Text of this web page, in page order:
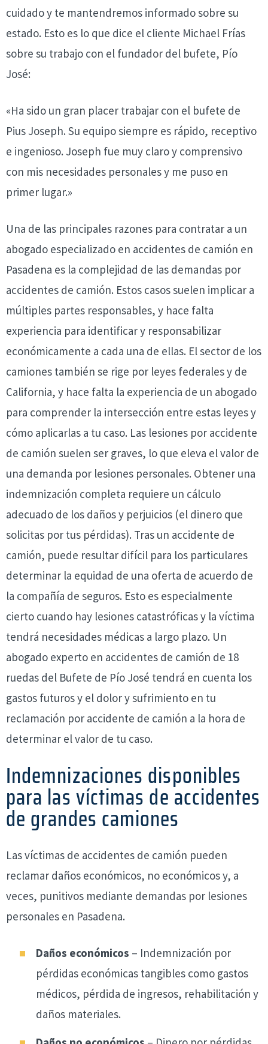
cuidado y te mantendremos informado sobre su
estado. Esto es lo que dice el cliente Michael Frías
sobre su trabajo con el fundador del bufete, Pío
José:
«Ha sido un gran placer trabajar con el bufete de
Pius Joseph. Su equipo siempre es rápido, receptivo
e ingenioso. Joseph fue muy claro y comprensivo
con mis necesidades personales y me puso en
primer lugar.»
Una de las principales razones para contratar a un
abogado especializado en accidentes de camión en
Pasadena es la complejidad de las demandas por
accidentes de camión. Estos casos suelen implicar a
múltiples partes responsables, y hace falta
experiencia para identificar y responsabilizar
económicamente a cada una de ellas. El sector de los
camiones también se rige por leyes federales y de
California, y hace falta la experiencia de un abogado
para comprender la intersección entre estas leyes y
cómo aplicarlas a tu caso. Las lesiones por accidente
de camión suelen ser graves, lo que eleva el valor de
una demanda por lesiones personales. Obtener una
indemnización completa requiere un cálculo
adecuado de los daños y perjuicios (el dinero que
solicitas por tus pérdidas). Tras un accidente de
camión, puede resultar difícil para los particulares
determinar la equidad de una oferta de acuerdo de
la compañía de seguros. Esto es especialmente
cierto cuando hay lesiones catastróficas y la víctima
tendrá necesidades médicas a largo plazo. Un
abogado experto en accidentes de camión de 18
ruedas del Bufete de Pío José tendrá en cuenta los
gastos futuros y el dolor y sufrimiento en tu
reclamación por accidente de camión a la hora de
determinar el valor de tu caso.
Indemnizaciones disponibles
para las víctimas de accidentes
de grandes camiones
Las víctimas de accidentes de camión pueden
reclamar daños económicos, no económicos y, a
veces, punitivos mediante demandas por lesiones
personales en Pasadena.
Daños económicos – Indemnización por
pérdidas económicas tangibles como gastos
médicos, pérdida de ingresos, rehabilitación y
daños materiales.